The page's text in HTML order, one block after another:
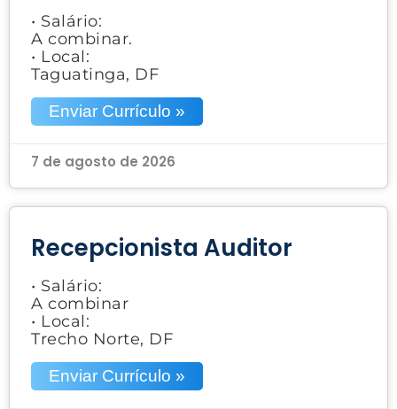
• Salário:
A combinar.
• Local:
Taguatinga, DF
Enviar Currículo »
7 de agosto de 2026
Recepcionista Auditor
• Salário:
A combinar
• Local:
Trecho Norte, DF
Enviar Currículo »